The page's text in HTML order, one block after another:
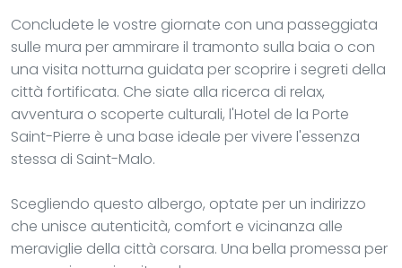
Concludete le vostre giornate con una passeggiata
sulle mura per ammirare il tramonto sulla baia o con
una visita notturna guidata per scoprire i segreti della
città fortificata. Che siate alla ricerca di relax,
avventura o scoperte culturali, l'Hotel de la Porte
Saint-Pierre è una base ideale per vivere l'essenza
stessa di Saint-Malo.
Scegliendo questo albergo, optate per un indirizzo
che unisce autenticità, comfort e vicinanza alle
meraviglie della città corsara. Una bella promessa per